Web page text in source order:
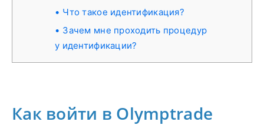
Что такое идентификация?
Зачем мне проходить процедур
у идентификации?
Как войти в Olymptrade